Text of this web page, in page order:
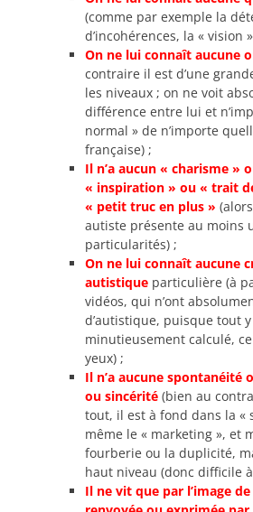
(comme par exemple la
d’incohérences, la « vision
On ne lui connaît aucune
contraire il est d’une
les niveaux ; on ne voit
différence entre lui et
normal » de n’importe
française) ;
Il n’a aucun « charisme »
« inspiration » ou « trait
« petit truc en plus »
autiste présente au moins
particularités) ;
On ne lui connaît aucune
autistique particulière (à
vidéos, qui n’ont
d’autistique, puisque tout
minutieusement calculé,
yeux) ;
Il n’a aucune spontanéité
ou sincérité (bien au
tout, il est à fond dans la «
même le « marketing », et
fourberie ou la duplicité,
haut niveau (donc difficile
Il ne vit que par l’image